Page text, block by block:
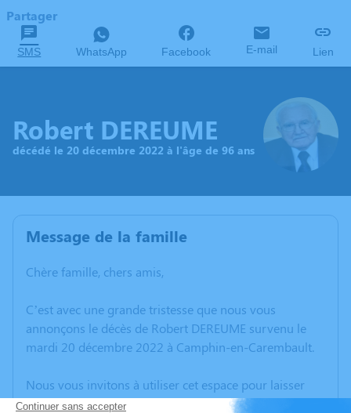
Partager
SMS WhatsApp Facebook E-mail Lien
Robert DEREUME
décédé le 20 décembre 2022 à l'âge de 96 ans
Message de la famille
Chère famille, chers amis,
C’est avec une grande tristesse que nous vous
annonçons le décès de Robert DEREUME survenu le
mardi 20 décembre 2022 à Camphin-en-Carembault.
Nous vous invitons à utiliser cet espace pour laisser
vos condoléances, partager des photos souvenirs, une